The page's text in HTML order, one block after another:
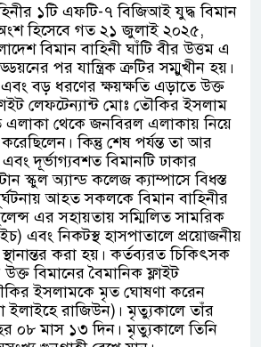
১টি এফটি-৭ বিজিআই যুদ্ধ বিমান
অংশ হিসেবে গত ২১ জুলাই ২০২৫,
বিমান বাহিনী ঘাঁটি বীর উত্তম এ
পর যান্ত্রিক ত্রুটির সম্মুখীন হয়।
বড় ধরণের ক্ষয়ক্ষতি এড়াতে উক্ত
লেফটেন্যান্ট মোঃ তৌকির ইসলাম
এলাকা থেকে জনবিরল এলাকায় নিয়ে
করেছিলেন। কিন্তু শেষ পর্যন্ত তা আর
দূর্ভাগ্যবশত বিমানটি ঢাকার
স্কুল অ্যান্ড কলেজ ক্যাম্পাসে বিধস্ত
আহত সকলকে বিমান বাহিনীর
এর সহায়তায় সম্মিলিত সামরিক
এবং নিকটস্থ হাসপাতালে প্রয়োজনীয়
করা হয়। কর্তব্যরত চিকিৎসক
উক্ত বিমানের বৈমানিক ফ্লাইট
ইসলামকে মৃত ঘোষণা করেন
ইলাইহে রাজিউন)। মৃত্যুকালে তাঁর
০৮ মাস ১৩ দিন। মৃত্যুকালে তিনি